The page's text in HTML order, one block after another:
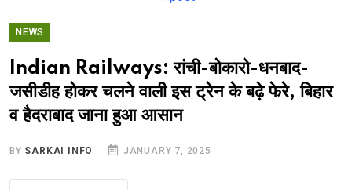
NEWS
Indian Railways: रांची-बोकारो-धनबाद-
जसीडीह होकर चलने वाली इस ट्रेन के बढ़े फेरे, बिहार
व हैदराबाद जाना हुआ आसान
BY SARKAI INFO JANUARY 7, 2025